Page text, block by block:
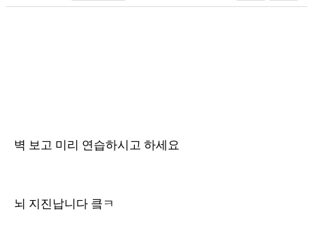
벽 보고 미리 연습하시고 하세요
뇌 지진납니다 킄ㅋ